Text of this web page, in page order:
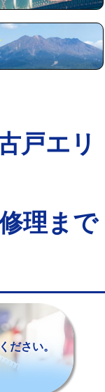
戸エリ
理まで
ださい。